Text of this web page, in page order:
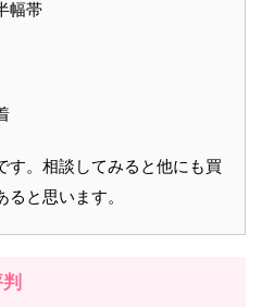
幅帯
す。相談してみると他にも買
と思います。